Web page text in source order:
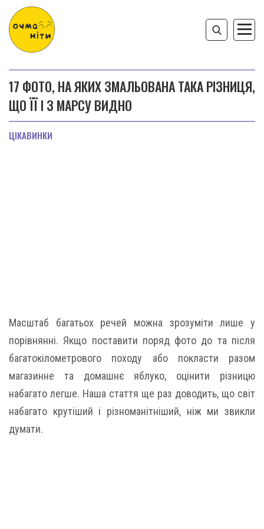
17 ФОТО, НА ЯКИХ ЗМАЛЬОВАНА ТАКА РІЗНИЦЯ,
ЩО ЇЇ І З МАРСУ ВИДНО
ЦІКАВИНКИ
Масштаб багатьох речей можна зрозуміти лише у
порівнянні. Якщо поставити поряд фото до та після
багатокілометрового походу або покласти разом
магазинне та домашнє яблуко, оцінити різницю
набагато легше. Наша стаття ще раз доводить, що світ
набагато крутіший і різноманітніший, ніж ми звикли
думати.